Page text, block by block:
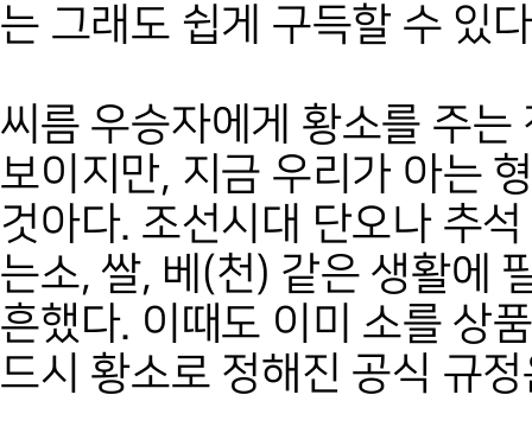
는 그래도 쉽게 구득할 수 있
씨름 우승자에게 황소를 주
보이지만, 지금 우리가 아는
것아다. 조선시대 단오나 추
는소, 쌀, 베(천) 같은 생활에
흔했다. 이때도 이미 소를 상
드시 황소로 정해진 공식 규